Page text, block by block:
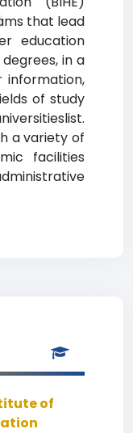
that lead
education
in a
information,
of study
a variety of
facilities
of